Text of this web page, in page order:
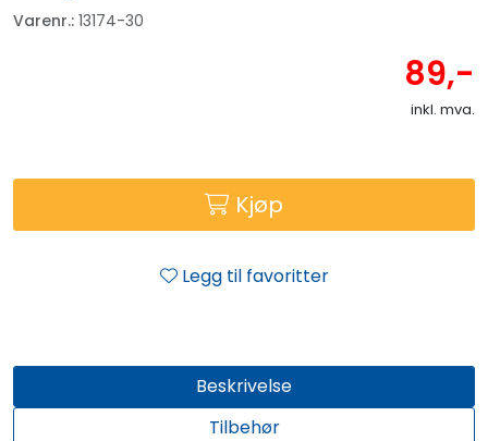
Varenr.: 13174-30
89,-
inkl. mva.
Kjøp
Legg til favoritter
Beskrivelse
Tilbehør